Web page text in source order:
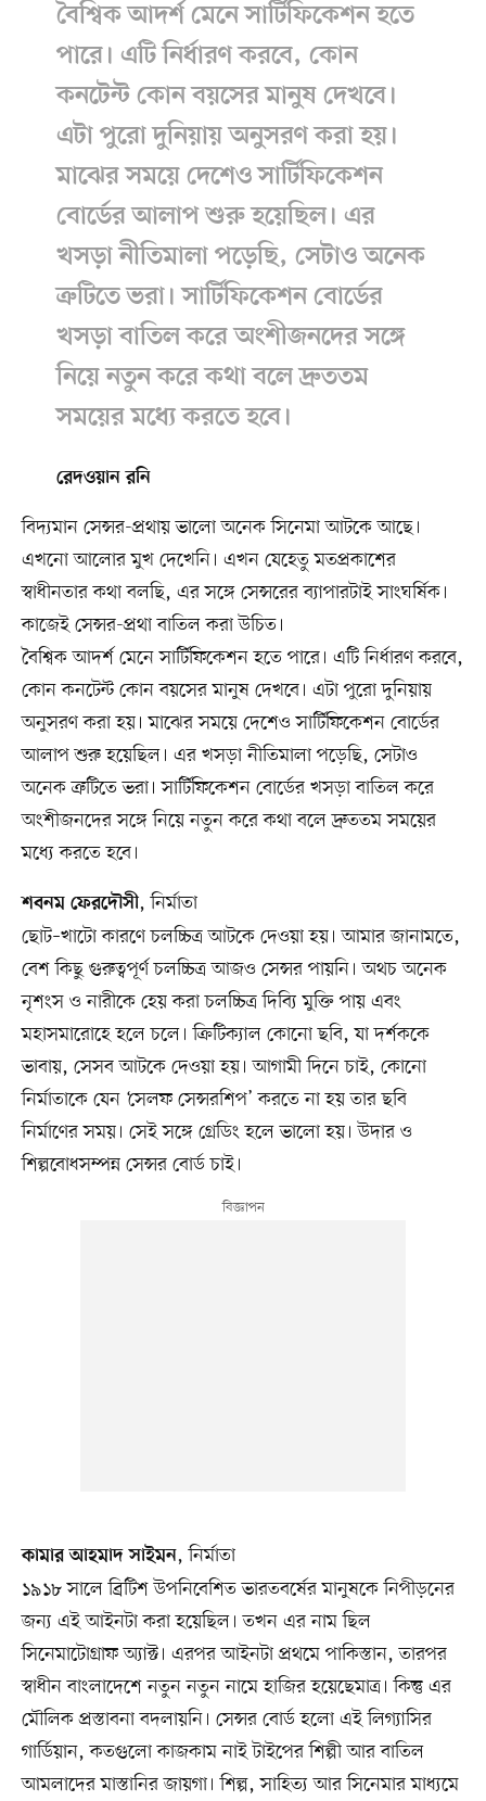
বৈশ্বিক আদর্শ মেনে সার্টিফিকেশন হতে
পারে। এটি নির্ধারণ করবে, কোন
কনটেন্ট কোন বয়সের মানুষ দেখবে।
এটা পুরো দুনিয়ায় অনুসরণ করা হয়।
মাঝের সময়ে দেশেও সার্টিফিকেশন
বোর্ডের আলাপ শুরু হয়েছিল। এর
খসড়া নীতিমালা পড়েছি, সেটাও অনেক
ত্রুটিতে ভরা। সার্টিফিকেশন বোর্ডের
খসড়া বাতিল করে অংশীজনদের সঙ্গে
নিয়ে নতুন করে কথা বলে দ্রুততম
সময়ের মধ্যে করতে হবে।
রেদওয়ান রনি
বিদ্যমান সেন্সর-প্রথায় ভালো অনেক সিনেমা আটকে আছে।
এখনো আলোর মুখ দেখেনি। এখন যেহেতু মতপ্রকাশের
স্বাধীনতার কথা বলছি, এর সঙ্গে সেন্সরের ব্যাপারটাই সাংঘর্ষিক।
কাজেই সেন্সর-প্রথা বাতিল করা উচিত।
বৈশ্বিক আদর্শ মেনে সার্টিফিকেশন হতে পারে। এটি নির্ধারণ করবে,
কোন কনটেন্ট কোন বয়সের মানুষ দেখবে। এটা পুরো দুনিয়ায়
অনুসরণ করা হয়। মাঝের সময়ে দেশেও সার্টিফিকেশন বোর্ডের
আলাপ শুরু হয়েছিল। এর খসড়া নীতিমালা পড়েছি, সেটাও
অনেক ত্রুটিতে ভরা। সার্টিফিকেশন বোর্ডের খসড়া বাতিল করে
অংশীজনদের সঙ্গে নিয়ে নতুন করে কথা বলে দ্রুততম সময়ের
মধ্যে করতে হবে।
শবনম ফেরদৌসী, নির্মাতা
ছোট–খাটো কারণে চলচ্চিত্র আটকে দেওয়া হয়। আমার জানামতে,
বেশ কিছু গুরুত্বপূর্ণ চলচ্চিত্র আজও সেন্সর পায়নি। অথচ অনেক
নৃশংস ও নারীকে হেয় করা চলচ্চিত্র দিব্যি মুক্তি পায় এবং
মহাসমারোহে হলে চলে। ক্রিটিক্যাল কোনো ছবি, যা দর্শককে
ভাবায়, সেসব আটকে দেওয়া হয়। আগামী দিনে চাই, কোনো
নির্মাতাকে যেন ‘সেলফ সেন্সরশিপ’ করতে না হয় তার ছবি
নির্মাণের সময়। সেই সঙ্গে গ্রেডিং হলে ভালো হয়। উদার ও
শিল্পবোধসম্পন্ন সেন্সর বোর্ড চাই।
কামার আহমাদ সাইমন, নির্মাতা
১৯১৮ সালে ব্রিটিশ উপনিবেশিত ভারতবর্ষের মানুষকে নিপীড়নের
জন্য এই আইনটা করা হয়েছিল। তখন এর নাম ছিল
সিনেমাটোগ্রাফ অ্যাক্ট। এরপর আইনটা প্রথমে পাকিস্তান, তারপর
স্বাধীন বাংলাদেশে নতুন নতুন নামে হাজির হয়েছেমাত্র। কিন্তু এর
মৌলিক প্রস্তাবনা বদলায়নি। সেন্সর বোর্ড হলো এই লিগ্যাসির
গার্ডিয়ান, কতগুলো কাজকাম নাই টাইপের শিল্পী আর বাতিল
আমলাদের মাস্তানির জায়গা। শিল্প, সাহিত্য আর সিনেমার মাধ্যমে